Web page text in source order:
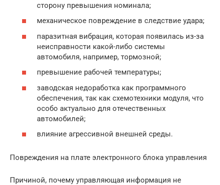
сторону превышения номинала;
механическое повреждение в следствие удара;
паразитная вибрация, которая появилась из-за
неисправности какой-либо системы
автомобиля, например, тормозной;
превышение рабочей температуры;
заводская недоработка как программного
обеспечения, так как схемотехники модуля, что
особо актуально для отечественных
автомобилей;
влияние агрессивной внешней среды.
Повреждения на плате электронного блока управления
Причиной, почему управляющая информация не